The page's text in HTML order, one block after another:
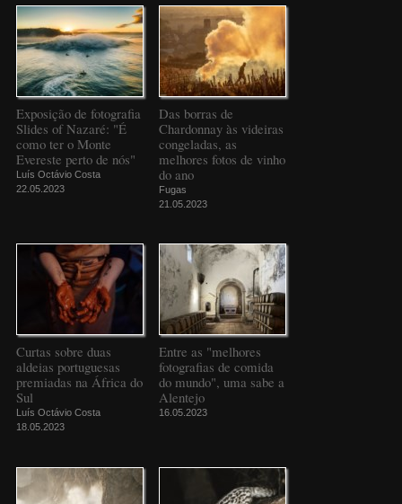
Exposição de fotografia
Slides of Nazaré: "É
como ter o Monte
Evereste perto de nós"
Luís Octávio Costa
22.05.2023
Das borras de
Chardonnay às videiras
congeladas, as
melhores fotos de vinho
do ano
Fugas
21.05.2023
Curtas sobre duas
aldeias portuguesas
premiadas na África do
Sul
Luís Octávio Costa
18.05.2023
Entre as "melhores
fotografias de comida
do mundo", uma sabe a
Alentejo
16.05.2023